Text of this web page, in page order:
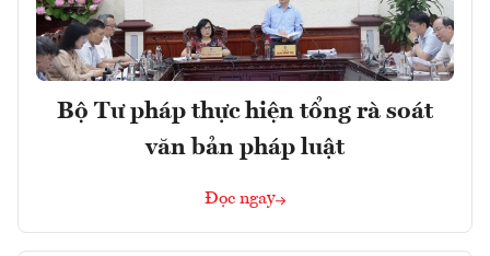
Bộ Tư pháp thực hiện tổng rà soát
văn bản pháp luật
Đọc ngay